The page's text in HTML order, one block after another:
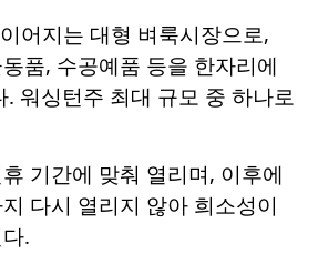
어지는 대형 벼룩시장으로,
품, 수공예품 등을 한자리에
. 워싱턴주 최대 규모 중 하나로
기간에 맞춰 열리며, 이후에
다시 열리지 않아 희소성이
.